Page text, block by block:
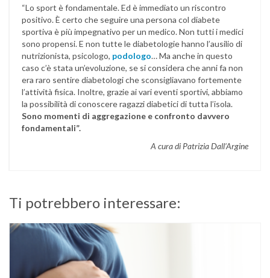
“Lo sport è fondamentale. Ed è immediato un riscontro
positivo. È certo che seguire una persona col diabete
sportiva è più impegnativo per un medico. Non tutti i medici
sono propensi. E non tutte le diabetologie hanno l’ausilio di
nutrizionista, psicologo, podologo… Ma anche in questo
caso c’è stata un’evoluzione, se si considera che anni fa non
era raro sentire diabetologi che sconsigliavano fortemente
l’attività fisica. Inoltre, grazie ai vari eventi sportivi, abbiamo
la possibilità di conoscere ragazzi diabetici di tutta l’isola.
Sono momenti di aggregazione e confronto davvero
fondamentali”.
A cura di Patrizia Dall’Argine
Ti potrebbero interessare: